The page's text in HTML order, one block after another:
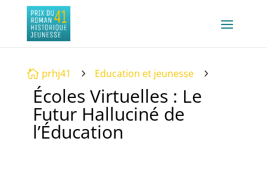
 prhj41 5 Education et jeunesse 5
Écoles Virtuelles : Le
Futur Halluciné de
l’Éducation